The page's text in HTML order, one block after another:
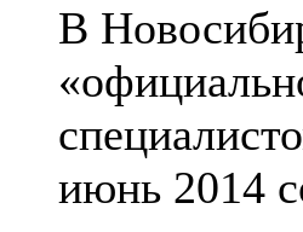
В
июнь 2014